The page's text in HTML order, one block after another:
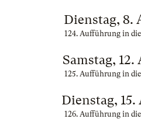
Dienstag, 8.
124. Aufführung in
Samstag,
125. Aufführung in
Dienstag,
126. Aufführung in